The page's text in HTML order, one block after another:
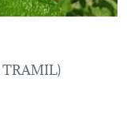
TRAMIL)